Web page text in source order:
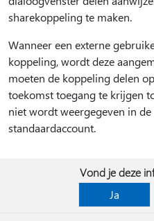
sharekoppeling te maken.
Wanneer een externe
koppeling, wordt deze
moeten de koppeling delen
toekomst toegang te krijgen
niet wordt weergegeven in
standaardaccount.
Vond je deze
Ja